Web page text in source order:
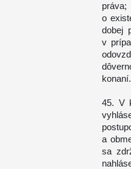
o
dobej
v
konaní.
45. V
a
sa